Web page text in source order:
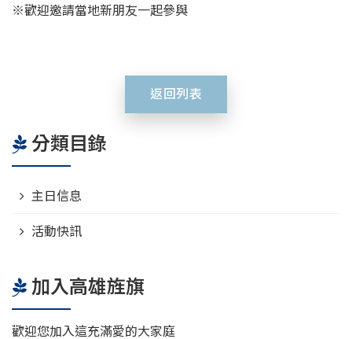
※歡迎邀請當地新朋友一起參與
返回列表
分類目錄
主日信息
活動快訊
加入高雄旌旗
歡迎您加入這充滿愛的大家庭